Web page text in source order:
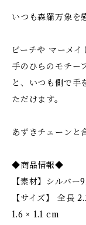
いつも森羅万象を
ビーチや マーメ
手のひらのモチー
と、いつも側で手
ただけます。
あずきチェーンと
◆商品情報◆
【素材】シルバー
【サイズ】 全長
1.6 × 1.1 cm